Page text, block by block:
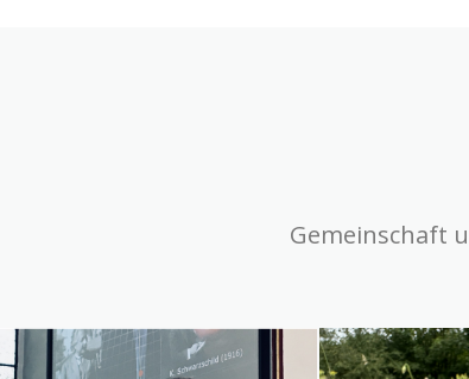
Gemeinschaft